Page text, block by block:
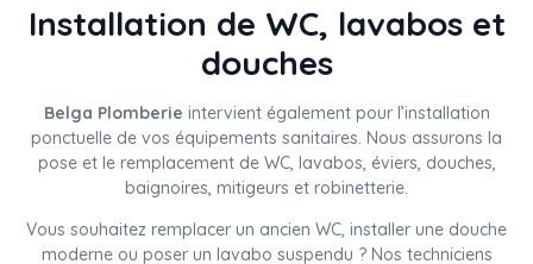
Installation de WC, lavabos et
douches
Belga Plomberie intervient également pour l’installation
ponctuelle de vos équipements sanitaires. Nous assurons la
pose et le remplacement de WC, lavabos, éviers, douches,
baignoires, mitigeurs et robinetterie.
Vous souhaitez remplacer un ancien WC, installer une douche
moderne ou poser un lavabo suspendu ? Nos techniciens